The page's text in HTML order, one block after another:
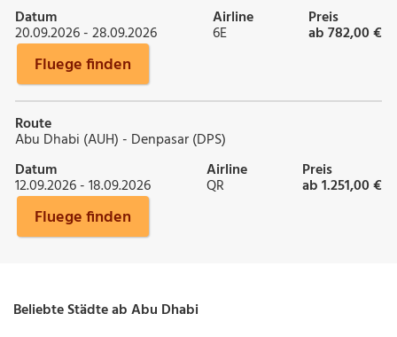
Datum
20.09.2026 - 28.09.2026
Airline
6E
Preis
ab 782,00 €
Fluege finden
Route
Abu Dhabi (AUH) - Denpasar (DPS)
Datum
12.09.2026 - 18.09.2026
Airline
QR
Preis
ab 1.251,00 €
Fluege finden
Beliebte Städte ab Abu Dhabi